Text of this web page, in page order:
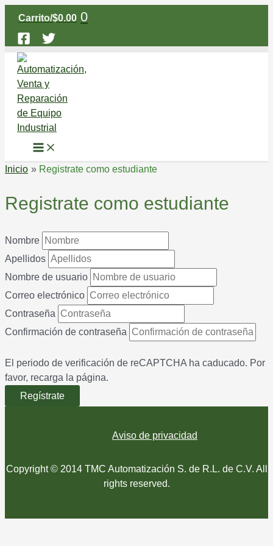
Ir
contenido
Carrito/$0.00 0
Main
Menu
Inicio Registrate como estudiante
Registrate como estudiante
Nombre
Apellidos
Nombre de usuario
Correo electrónico
Contraseña
Confirmación de contraseña
El periodo de verificación de reCAPTCHA ha caducado. Por
favor, recarga la página.
Regístrate
Aviso de privacidad
Copyright © 2014 TMC Automatización S. de R.L. de C.V. All
rights reserved.